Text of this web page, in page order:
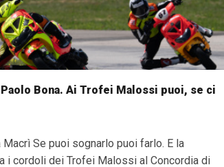
Paolo Bona. Ai Trofei Malossi puoi, se ci
Macrì Se puoi sognarlo puoi farlo. E la
i cordoli dei Trofei Malossi al Concordia di